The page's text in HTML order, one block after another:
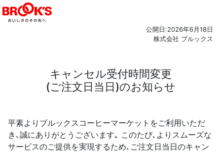
公開日:2026年6月18日
株式会社 ブルックス
キャンセル受付時間変更
(ご注文日当日)のお知らせ
平素よりブルックスコーヒーマーケットをご利用いただ
き､誠にありがとうございます｡ このたび､よりスムーズな
サービスのご提供を実現するため､ご注文日当日のキャン